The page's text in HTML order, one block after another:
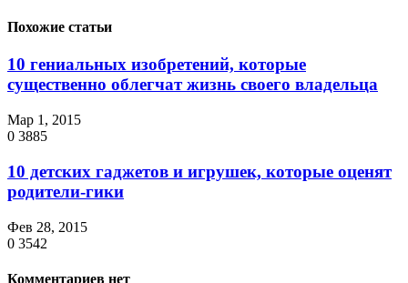
Похожие статьи
10 гениальных изобретений, которые
существенно облегчат жизнь своего владельца
Мар 1, 2015
0 3885
10 детских гаджетов и игрушек, которые оценят
родители-гики
Фев 28, 2015
0 3542
Комментариев нет